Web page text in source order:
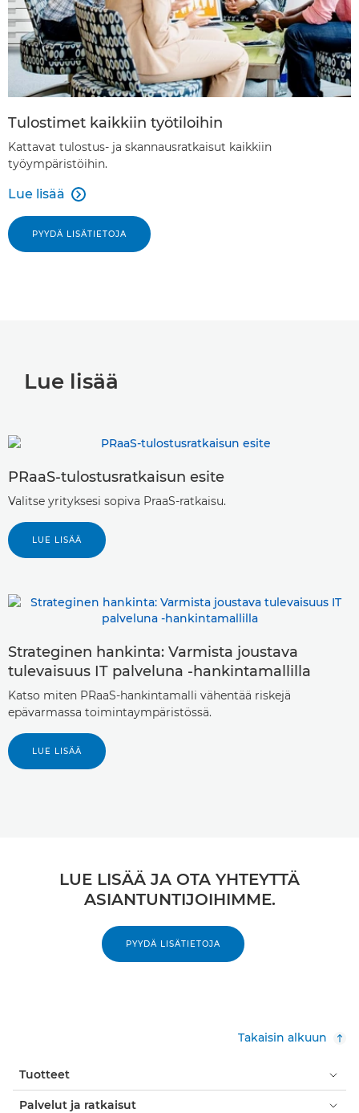
Tulostimet kaikkiin työtiloihin
Kattavat tulostus- ja skannausratkaisut kaikkiin
työympäristöihin.
Lue lisää 
PYYDÄ LISÄTIETOJA
Lue lisää
PRaaS-tulostusratkaisun esite
Valitse yrityksesi sopiva PraaS-ratkaisu.
LUE LISÄÄ
Strateginen hankinta: Varmista joustava
tulevaisuus IT palveluna -hankintamallilla
Katso miten PRaaS-hankintamalli vähentää riskejä
epävarmassa toimintaympäristössä.
LUE LISÄÄ
LUE LISÄÄ JA OTA YHTEYTTÄ
ASIANTUNTIJOIHIMME.
PYYDÄ LISÄTIETOJA
Takaisin alkuun
Tuotteet
Palvelut ja ratkaisut